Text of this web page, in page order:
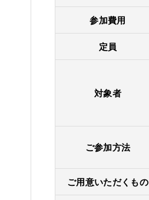
参加費用
定員
対象者
ご参加方法
ご用意いただくもの